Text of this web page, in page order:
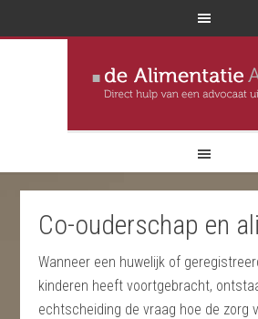
Co-ouderschap en
Wanneer een huwelijk of
kinderen heeft voortgebracht,
echtscheiding de vraag hoe de zorg